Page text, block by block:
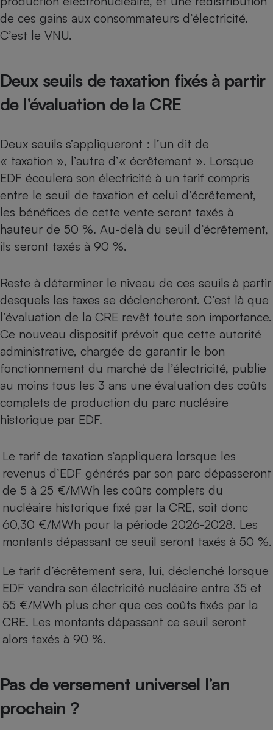
de ces gains aux consommateurs d’électricité.
C’est le VNU.
Deux seuils de taxation fixés à partir
de l’évaluation de la CRE
Deux seuils s’appliqueront : l’un dit de
« taxation », l’autre d’« écrêtement ». Lorsque
EDF écoulera son électricité à un tarif compris
entre le seuil de taxation et celui d’écrêtement,
les bénéfices de cette vente seront taxés à
hauteur de 50 %. Au-delà du seuil d’écrêtement,
ils seront taxés à 90 %.
Reste à déterminer le niveau de ces seuils à partir
desquels les taxes se déclencheront. C’est là que
l’évaluation de la CRE revêt toute son importance.
Ce nouveau dispositif prévoit que cette autorité
administrative, chargée de garantir le bon
fonctionnement du marché de l’électricité, publie
au moins tous les 3 ans une évaluation des coûts
complets de production du parc nucléaire
historique par EDF.
Le tarif de taxation s’appliquera lorsque les
revenus d’EDF générés par son parc dépasseront
de 5 à 25 €/MWh les coûts complets du
nucléaire historique fixé par la CRE, soit donc
60,30 €/MWh pour la période 2026-2028. Les
montants dépassant ce seuil seront taxés à 50 %.
Le tarif d’écrêtement sera, lui, déclenché lorsque
EDF vendra son électricité nucléaire entre 35 et
55 €/MWh plus cher que ces coûts fixés par la
CRE. Les montants dépassant ce seuil seront
alors taxés à 90 %.
Pas de versement universel l’an
prochain ?